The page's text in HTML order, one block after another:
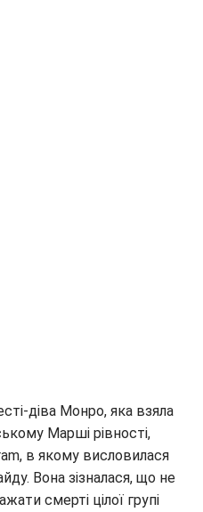
діва Монро, яка взяла
Марші рівності,
в якому висловилася
Вона зізналася, що не
смерті цілої групі